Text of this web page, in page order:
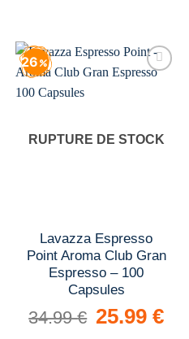
26
RUPTURE DE STOCK
Lavazza Espresso
Point Aroma Club Gran
Espresso – 100
Capsules
34.99€
Le
prix
25.99 €Le
prix